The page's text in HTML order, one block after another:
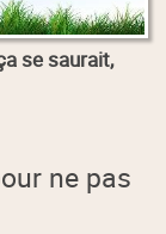
se saurait,
ne pas